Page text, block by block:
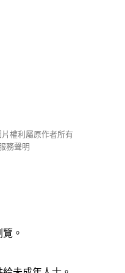
權利屬原作者所有
務聲明
。